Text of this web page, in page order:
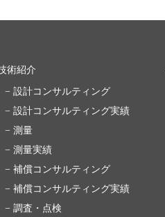
術紹介
− 設計コンサルティング
− 設計コンサルティング実績
− 測量
− 測量実績
− 補償コンサルティング
− 補償コンサルティング実績
− 調査・点検